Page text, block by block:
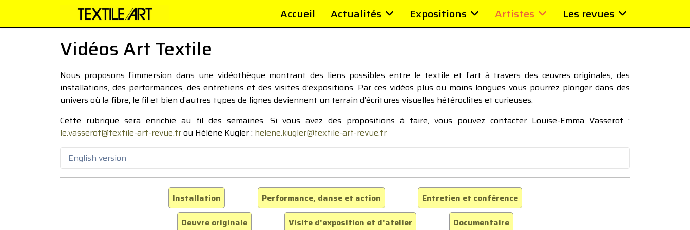
Accueil Actualités Expositions Artistes Les revues
Vidéos Art Textile
Nous proposons l’immersion dans une vidéothèque montrant des liens possibles entre le textile et l’art à travers des œuvres originales, des
installations, des performances, des entretiens et des visites d’expositions. Par ces vidéos plus ou moins longues vous pourrez plonger dans des
univers où la fibre, le fil et bien d’autres types de lignes deviennent un terrain d’écritures visuelles hétéroclites et curieuses.
Cette rubrique sera enrichie au fil des semaines. Si vous avez des propositions à faire, vous pouvez contacter Louise-Emma Vasserot :
le.vasserot@textile-art-revue.frou Hélène Kugler : helene.kugler@textile-art-revue.fr
English version
Installation Performance, danse et action
Entretien et conférence
Oeuvre originale
Visite d'exposition et d'atelier Documentaire